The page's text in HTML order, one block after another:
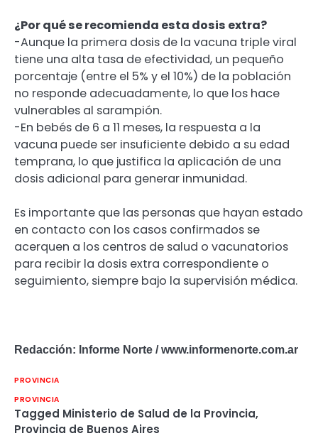
¿Por qué se recomienda esta dosis extra?
-Aunque la primera dosis de la vacuna triple viral
tiene una alta tasa de efectividad, un pequeño
porcentaje (entre el 5% y el 10%) de la población
no responde adecuadamente, lo que los hace
vulnerables al sarampión.
-En bebés de 6 a 11 meses, la respuesta a la
vacuna puede ser insuficiente debido a su edad
temprana, lo que justifica la aplicación de una
dosis adicional para generar inmunidad.
Es importante que las personas que hayan estado
en contacto con los casos confirmados se
acerquen a los centros de salud o vacunatorios
para recibir la dosis extra correspondiente o
seguimiento, siempre bajo la supervisión médica.
Redacción: Informe Norte / www.informenorte.com.ar
PROVINCIA
PROVINCIA
Tagged Ministerio de Salud de la Provincia,
Provincia de Buenos Aires